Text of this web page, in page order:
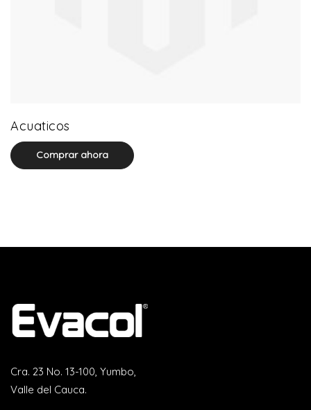
Acuaticos
Comprar ahora
Cra. 23 No. 13-100, Yumbo,
Valle del Cauca.